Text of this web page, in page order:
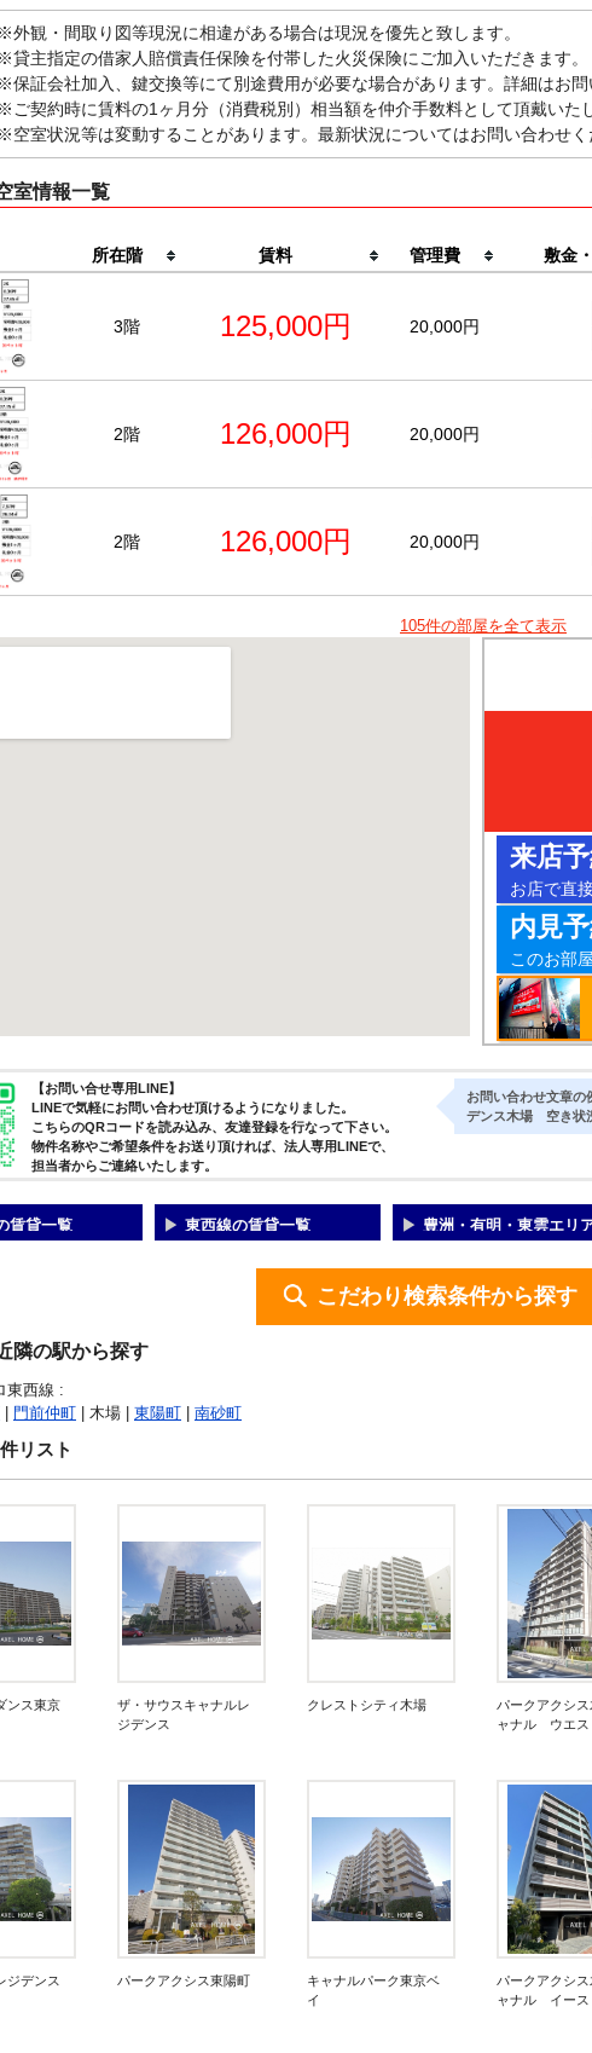
※外観・間取り図等現況に相違がある場合は現況を優先と致し
※貸主指定の借家人賠償責任保険を付帯した火災保険にご加入いただきます。
※保証会社加入、鍵交換等にて別途費用が必要な場合があります。詳細はお問
※ご契約時に賃料の1ヶ月分（消費税別）相当額を仲介手数料として頂戴いた
※空室状況等は変動することがあります。最新状況についてはお問い合わせく
室情報一覧
所在階 賃料 管理費 敷金
3階 125,000円 20,000円
2階 126,000円 20,000円
2階 126,000円 20,000円
105件の部屋を全て表示
来店
お店で直
内見
このお部
【お問い合せ専用LINE】
LINEで気軽にお問い合わせ頂けるようになりました。
こちらのQRコードを読み込み、友達登録を行なって下さい。
物件名称やご希望条件をお送り頂ければ、法人専用LINEで、
担当者からご連絡いたします。
お問い合わせ文章
デンス木場 空き状
賃貸一覧 東西線の賃貸一覧 豊洲・有明・東雲エリ
こだわり検索条件から探す
隣の駅から探す
東西線 :
門前仲町 | 木場 | 東陽町 南砂町
リスト
ンス東京
ザ・サウスキャナルレ
ジデンス
クレストシティ木場
パークアクシス
ャナル ウエス
ジデンス
パークアクシス東陽町
キャナルパーク東京ベ
イ
パークアクシス
ャナル イース